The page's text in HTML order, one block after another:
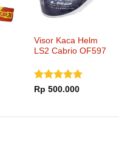
Visor Kaca Helm
LS2 Cabrio OF597
Dinilai5
Rp 500.000